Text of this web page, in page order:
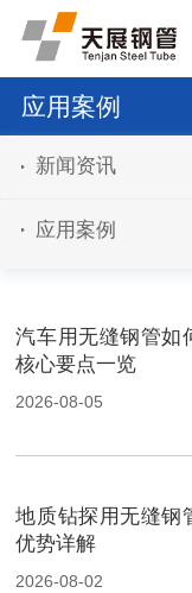
应用案例
新闻资讯
应用案例
汽车用无缝钢管如
核心要点一览
2026-08-05
地质钻探用无缝钢
优势详解
2026-08-02